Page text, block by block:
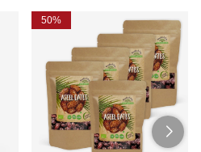
50%